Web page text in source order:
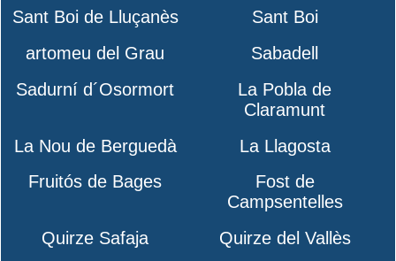
Sant Boi de Lluçanès
Sant Boi
artomeu del Grau
Sabadell
Sadurní d´Osormort
La Pobla de
Claramunt
La Nou de Berguedà
La Llagosta
Fruitós de Bages
Fost de
Campsentelles
Quirze Safaja
Quirze del Vallès